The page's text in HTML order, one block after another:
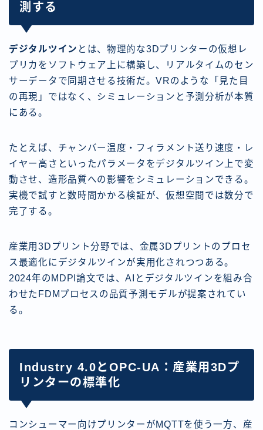
測する
デジタルツイン とは、物理的な3Dプリンターの仮想レ
プリカをソフトウェア上に構築し、リアルタイムのセン
サーデータで同期させる技術だ。VRのような「見た目
の再現」ではなく、シミュレーションと予測分析が本質
にある。
たとえば、チャンバー温度・フィラメント送り速度・レ
イヤー高さといったパラメータをデジタルツイン上で変
動させ、造形品質への影響をシミュレーションできる。
実機で試すと数時間かかる検証が、仮想空間では数分で
完了する。
産業用3Dプリント分野では、金属3Dプリントのプロセ
ス最適化にデジタルツインが実用化されつつある。
2024年のMDPI論文では、AIとデジタルツインを組み合
わせたFDMプロセスの品質予測モデルが提案されてい
る。
Industry 4.0とOPC-UA：産業用3Dプ
リンターの標準化
コンシューマー向けプリンターがMQTTを使う一方、産